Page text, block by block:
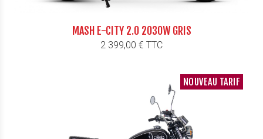
MASH E-CITY 2.0 2030W GRIS
Prix
2 399,00 € TTC
NOUVEAU TARIF